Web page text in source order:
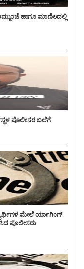
ಹಾಗೂ ಮಾಣಿಲದಲ್ಲಿ
ಪೊಲೀಸರ ಬಲೆಗೆ
ಮೇಲೆ ರ್ಯಾಗಿಂಗ್
ಪೊಲೀಸರು